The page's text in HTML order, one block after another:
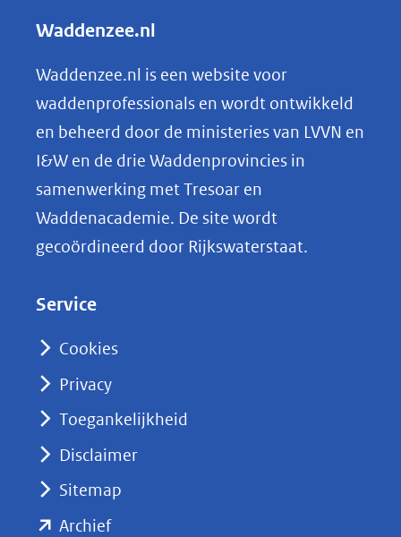
e
n
o
p
k
e
nieuw
naar
Waddenzee.nl
Waddenzee.nl is een website voor
waddenprofessionals en wordt ontwikkeld
en beheerd door de ministeries van LVVN en
I&W en de drie Waddenprovincies in
samenwerking met Tresoar en
Waddenacademie. De site wordt
gecoördineerd door Rijkswaterstaat.
Service
Cookies
Privacy
Toegankelijkheid
Disclaimer
Sitemap
Archief(opent